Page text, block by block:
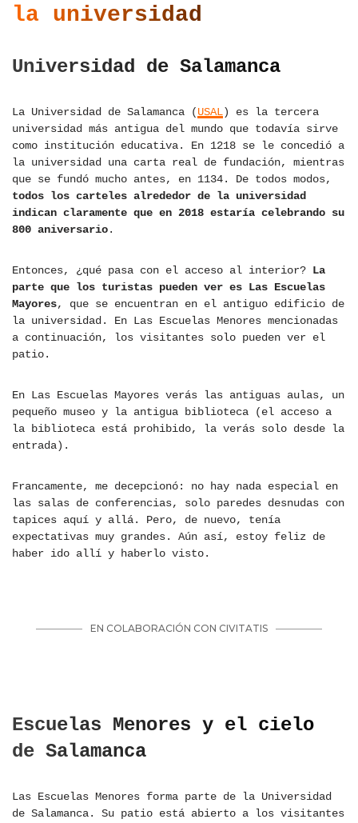
la universidad
Universidad de Salamanca
La Universidad de Salamanca (USAL) es la tercera
universidad más antigua del mundo que todavía sirve
como institución educativa. En 1218 se le concedió a
la universidad una carta real de fundación, mientras
que se fundó mucho antes, en 1134. De todos modos,
todos los carteles alrededor de la universidad
indican claramente que en 2018 estaría celebrando su
800 aniversario.
Entonces, ¿qué pasa con el acceso al interior? La
parte que los turistas pueden ver es Las Escuelas
Mayores, que se encuentran en el antiguo edificio de
la universidad. En Las Escuelas Menores mencionadas
a continuación, los visitantes solo pueden ver el
patio.
En Las Escuelas Mayores verás las antiguas aulas, un
pequeño museo y la antigua biblioteca (el acceso a
la biblioteca está prohibido, la verás solo desde la
entrada).
Francamente, me decepcionó: no hay nada especial en
las salas de conferencias, solo paredes desnudas con
tapices aquí y allá. Pero, de nuevo, tenía
expectativas muy grandes. Aún así, estoy feliz de
haber ido allí y haberlo visto.
Escuelas Menores y el cielo
de Salamanca
Las Escuelas Menores forma parte de la Universidad
de Salamanca. Su patio está abierto a los visitantes